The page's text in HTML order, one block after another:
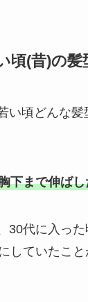
頃(昔)の髪
い頃どんな髪
下まで伸ば
30代に入った
していたこ